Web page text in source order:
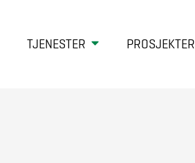
TJENESTER PROSJEKTER